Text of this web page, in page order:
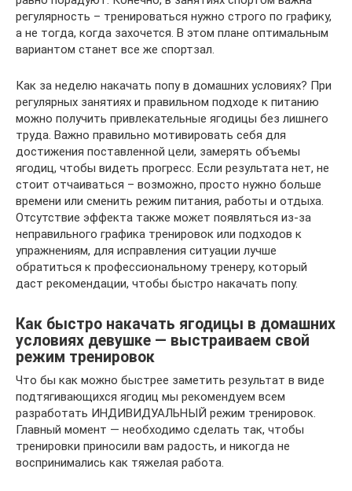
регулярность – тренироваться нужно строго по графику,
а не тогда, когда захочется. В этом плане оптимальным
вариантом станет все же спортзал.
Как за неделю накачать попу в домашних условиях? При
регулярных занятиях и правильном подходе к питанию
можно получить привлекательные ягодицы без лишнего
труда. Важно правильно мотивировать себя для
достижения поставленной цели, замерять объемы
ягодиц, чтобы видеть прогресс. Если результата нет, не
стоит отчаиваться – возможно, просто нужно больше
времени или сменить режим питания, работы и отдыха.
Отсутствие эффекта также может появляться из-за
неправильного графика тренировок или подходов к
упражнениям, для исправления ситуации лучше
обратиться к профессиональному тренеру, который
даст рекомендации, чтобы быстро накачать попу.
Как быстро накачать ягодицы в домашних
условиях девушке ― выстраиваем свой
режим тренировок
Что бы как можно быстрее заметить результат в виде
подтягивающихся ягодиц мы рекомендуем всем
разработать ИНДИВИДУАЛЬНЫЙ режим тренировок.
Главный момент ― необходимо сделать так, чтобы
тренировки приносили вам радость, и никогда не
воспринимались как тяжелая работа.